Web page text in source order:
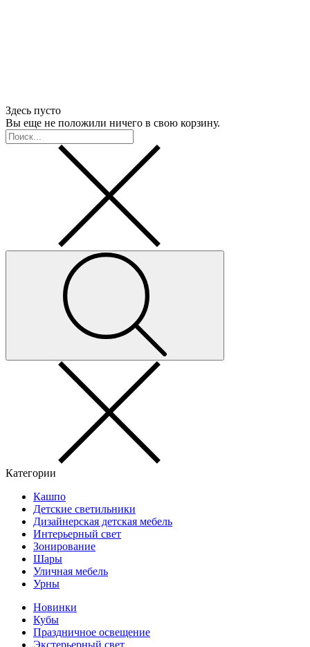
Здесь пусто
Вы еще не положили ничего в свою корзину.
Категории
Кашпо
Детские светильники
Дизайнерская детская мебель
Интерьерный свет
Зонирование
Шары
Уличная мебель
Урны
Новинки
Кубы
Праздничное освещение
Экстерьерный свет